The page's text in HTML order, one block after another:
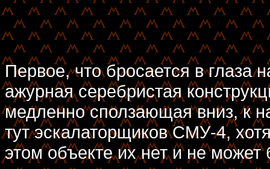
Первое, что бросается в глаза
ажурная серебристая
медленно сползающая вниз, к
тут эскалаторщиков СМУ-4,
этом объекте их нет и не может